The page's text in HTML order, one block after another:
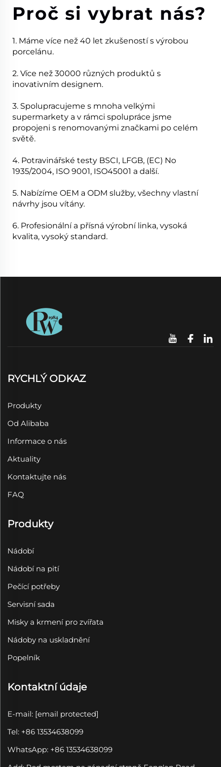
Proč si vybrat nás?
1. Máme více než 40 let zkušeností s výrobou
porcelánu.
2. Více než 30000 různých produktů s
inovativním designem.
3. Spolupracujeme s mnoha velkými
supermarkety a v rámci spolupráce jsme
propojeni s renomovanými značkami po celém
světě.
4. Potravinářské testy BSCI, LFGB, (EC) No
1935/2004, ISO 9001, ISO45001 a další.
5. Nabízíme OEM a ODM služby, všechny vlastní
návrhy jsou vítány.
6. Profesionální a přísná výrobní linka, vysoká
kvalita, vysoký standard.
RYCHLÝ ODKAZ
Produkty
Od Alibaba
Informace o nás
Aktuality
Kontaktujte nás
FAQ
Produkty
Nádobí
Nádobí na pití
Pečící potřeby
Servisní sada
Misky a krmení pro zvířata
Nádoby na uskladnění
Popelník
Kontaktní údaje
E-mail: [email protected]
Tel: +86 13534638099
WhatsApp: +86 13534638099